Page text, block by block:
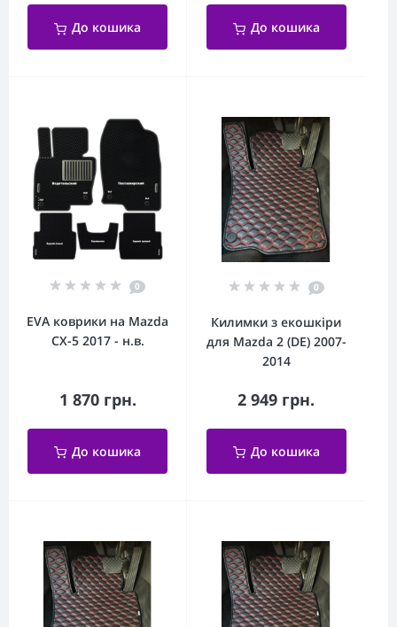
До кошика До кошика
0
EVA коврики на Mazda
CX-5 2017 - н.в.
1 870 грн.
До кошика
0
Килимки з екошкіри
для Mazda 2 (DE) 2007-
2014
2 949 грн.
До кошика